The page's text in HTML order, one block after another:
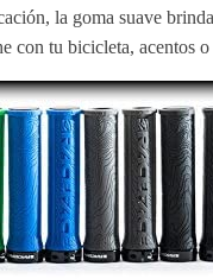
la goma suave
con tu bicicleta, acentos o